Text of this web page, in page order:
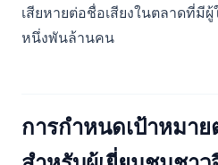
เสียหายต่อชื่อเสียงในตลาดที่มี
หนึ่งพันล้านคน
การกำหนดเป้าหมา